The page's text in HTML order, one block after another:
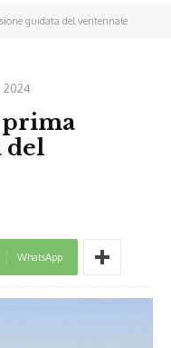
guidata del ventennale
2024
prima
del
WhatsApp